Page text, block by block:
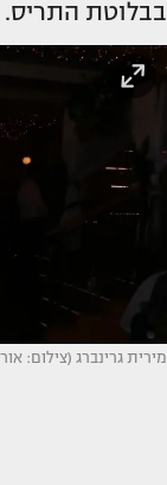
בבלוטת התריס.
מירית גרינברג (צילום: